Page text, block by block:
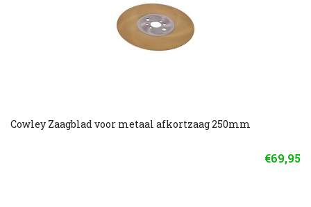
Cowley Zaagblad voor metaal afkortzaag 250mm
€69,95